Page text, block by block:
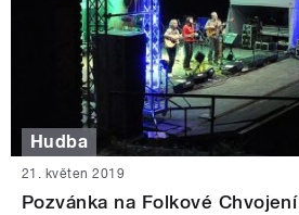
Hudba
21. květen 2019
Pozvánka na Folkové Chvojení